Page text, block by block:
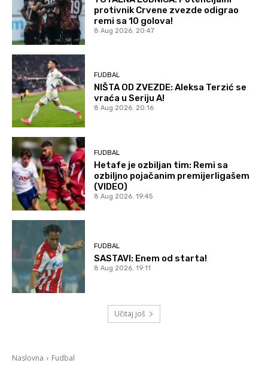
protivnik Crvene zvezde odigrao
remi sa 10 golova!
8 Aug 2026. 20:47
FUDBAL
NIŠTA OD ZVEZDE: Aleksa Terzić se
vraća u Seriju A!
8 Aug 2026. 20:16
FUDBAL
Hetafe je ozbiljan tim: Remi sa
ozbiljno pojačanim premijerligašem
(VIDEO)
8 Aug 2026. 19:45
FUDBAL
SASTAVI: Enem od starta!
8 Aug 2026. 19:11
Učitaj još